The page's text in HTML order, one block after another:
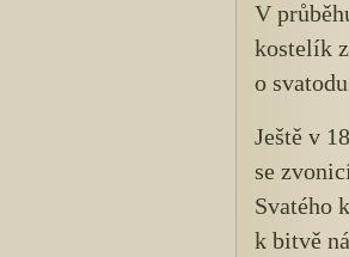
V
kostelík
o
Ještě v
se
Svatého
k bitvě